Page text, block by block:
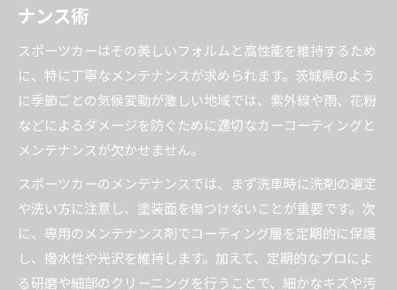
ナンス術
スポーツカーはその美しいフォルムと高性能を維持するため
に、特に丁寧なメンテナンスが求められます。茨城県のよう
に季節ごとの気候変動が激しい地域では、紫外線や雨、花粉
などによるダメージを防ぐために適切なカーコーティングと
メンテナンスが欠かせません。
スポーツカーのメンテナンスでは、まず洗車時に洗剤の選定
や洗い方に注意し、塗装面を傷つけないことが重要です。次
に、専用のメンテナンス剤でコーティング層を定期的に保護
し、撥水性や光沢を維持します。加えて、定期的なプロによ
る研磨や細部のクリーニングを行うことで、細かなキズや汚